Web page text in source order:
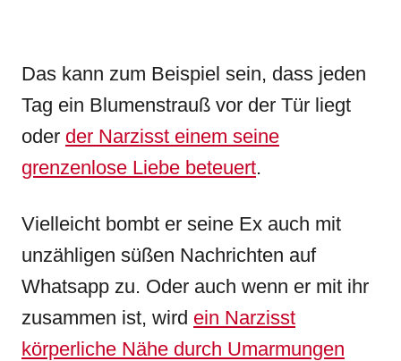
Das kann zum Beispiel sein, dass jeden
Tag ein Blumenstrauß vor der Tür liegt
oder der Narzisst einem seine
grenzenlose Liebe beteuert.
Vielleicht bombt er seine Ex auch mit
unzähligen süßen Nachrichten auf
Whatsapp zu. Oder auch wenn er mit ihr
zusammen ist, wird ein Narzisst
körperliche Nähe durch Umarmungen